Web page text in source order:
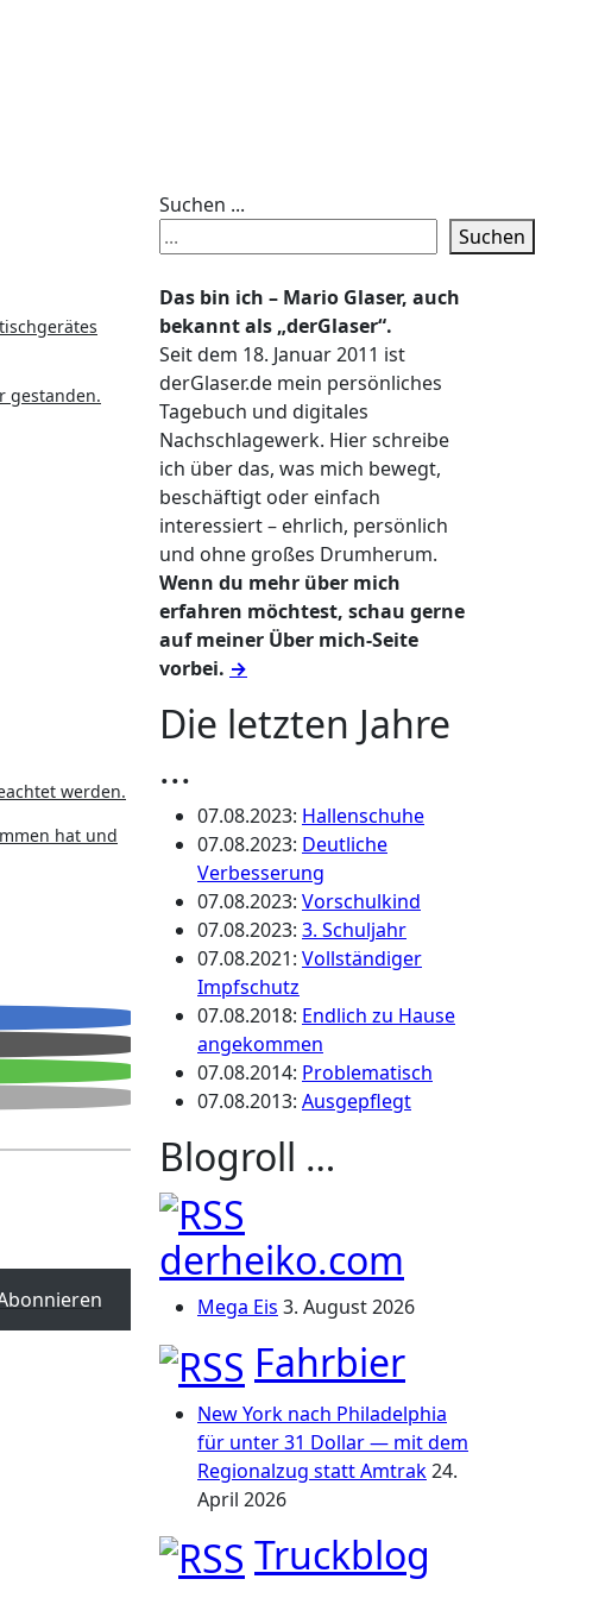
gestanden.
werden.
hat und
Suchen ...
Suchen
Das bin ich – Mario Glaser, auch
bekannt als „derGlaser“.
Seit dem 18. Januar 2011 ist
derGlaser.de mein persönliches
Tagebuch und digitales
Nachschlagewerk. Hier schreibe
ich über das, was mich bewegt,
beschäftigt oder einfach
interessiert – ehrlich, persönlich
und ohne großes Drumherum.
Wenn du mehr über mich
erfahren möchtest, schau gerne
auf meiner Über mich-Seite
vorbei. →
Die letzten Jahre
...
07.08.2023: Hallenschuhe
07.08.2023: Deutliche
Verbesserung
07.08.2023: Vorschulkind
07.08.2023: 3. Schuljahr
07.08.2021: Vollständiger
Impfschutz
07.08.2018: Endlich zu Hause
angekommen
07.08.2014: Problematisch
07.08.2013: Ausgepflegt
Blogroll …
derheiko.com
Mega Eis 3. August 2026
Fahrbier
New York nach Philadelphia
für unter 31 Dollar — mit dem
Regionalzug statt Amtrak24.
April 2026
Truckblog